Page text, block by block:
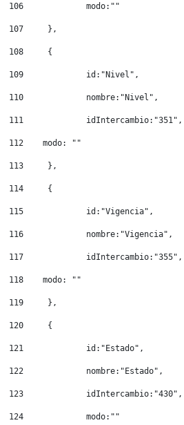
106
		modo:""
107
	},
108
	{
109
		id:"Nivel",
110
		nombre:"Nivel",
111
		idIntercambio:"351",
112
    modo: ""
113
	},
114
	{
115
		id:"Vigencia",
116
		nombre:"Vigencia",
117
		idIntercambio:"355",
118
    modo: ""
119
	},
120
	{
121
		id:"Estado",
122
		nombre:"Estado",
123
		idIntercambio:"430",
124
		modo:""